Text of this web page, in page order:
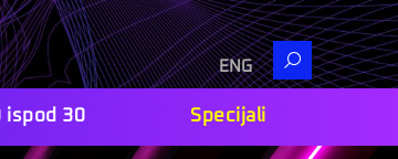
ENG
Search
ispod 30 Specijali